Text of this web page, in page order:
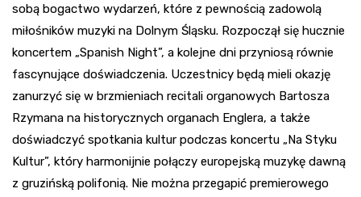
sobą bogactwo wydarzeń, które z pewnością zadowolą
miłośników muzyki na Dolnym Śląsku. Rozpoczął się hucznie
koncertem „Spanish Night”, a kolejne dni przyniosą równie
fascynujące doświadczenia. Uczestnicy będą mieli okazję
zanurzyć się w brzmieniach recitali organowych Bartosza
Rzymana na historycznych organach Englera, a także
doświadczyć spotkania kultur podczas koncertu „Na Styku
Kultur”, który harmonijnie połączy europejską muzykę dawną
z gruzińską polifonią. Nie można przegapić premierowego